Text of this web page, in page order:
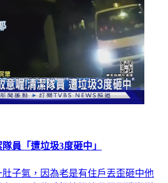
員「遭垃圾3度砸中」
子氣，因為老是有住戶丟歪砸中他